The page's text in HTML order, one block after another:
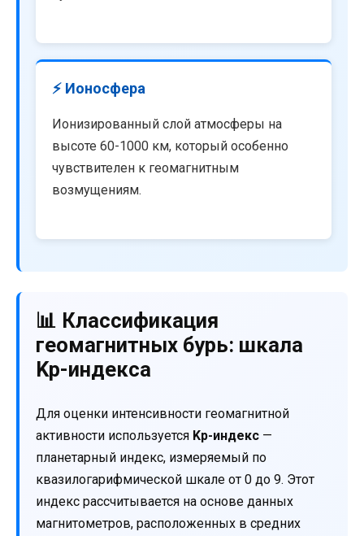
⚡ Ионосфера
Ионизированный слой атмосферы на
высоте 60-1000 км, который особенно
чувствителен к геомагнитным
возмущениям.
📊 Классификация
геомагнитных бурь: шкала
Kp-индекса
Для оценки интенсивности геомагнитной
активности используется Kp-индекс —
планетарный индекс, измеряемый по
квазилогарифмической шкале от 0 до 9. Этот
индекс рассчитывается на основе данных
магнитометров, расположенных в средних